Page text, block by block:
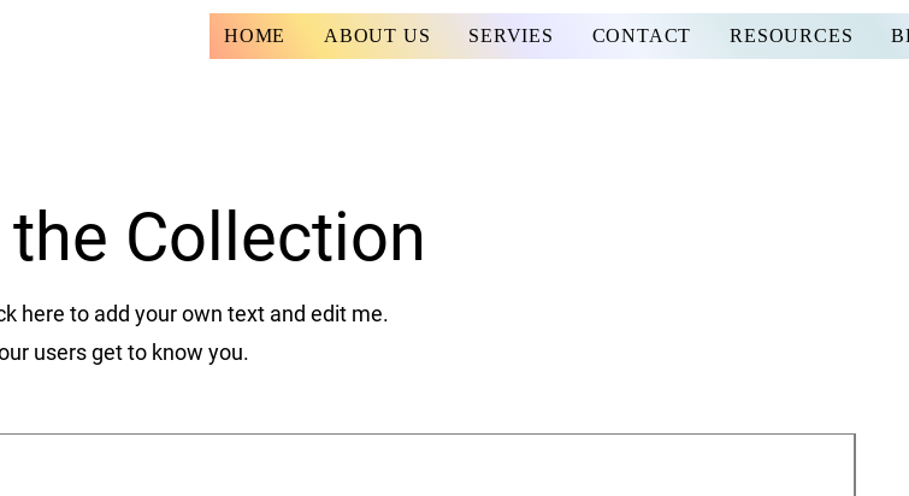
HOME ABOUT US SERVIES CONTACT RESOURCES
the Collection
here to add your own text and edit me.
users get to know you.